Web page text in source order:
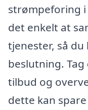
strømpeforing
det enkelt at
tjenester, så
beslutning.
tilbud og
dette kan